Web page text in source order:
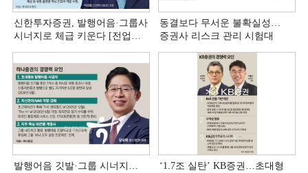
신한투자증권, 발행어음·그룹사
시너지로 체급 키운다 [전업계
동결보다 무서운 불확실성…
증권사 리스크 관리 시험대
발행어음 깃발·그룹 시너지…
‘1.7조 실탄’ KB증권…초대형